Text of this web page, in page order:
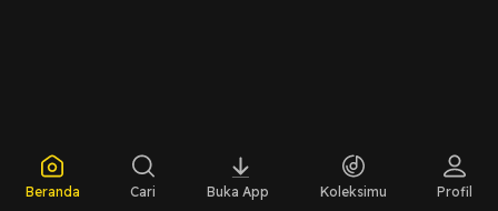
Beranda Cari Buka App Koleksimu Profil